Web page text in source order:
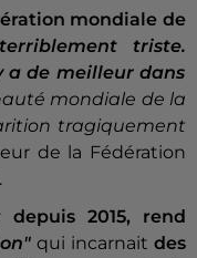
mondiale de
triste.
a de meilleur dans
mondiale de la
tragiquement
de la Fédération
2015, rend
qui incarnaitdes